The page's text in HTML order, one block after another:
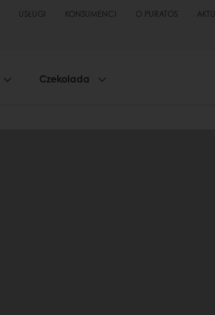
USŁUGI KONSUMENCI O PURATOS
Czekolada